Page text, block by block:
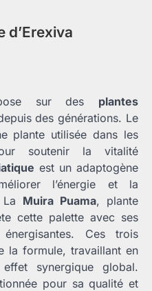
d’Erexiva
sur des plantes
des générations. Le
plante utilisée dans les
soutenir la vitalité
est un adaptogène
l’énergie et la
Muira Puama, plante
cette palette avec ses
Ces trois
la formule, travaillant en
synergique global.
pour sa qualité et